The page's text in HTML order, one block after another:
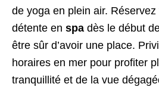
de yoga en plein air.
détente en spa dès le début
être sûr d’avoir une place.
horaires en mer pour profiter
tranquillité et de la vue